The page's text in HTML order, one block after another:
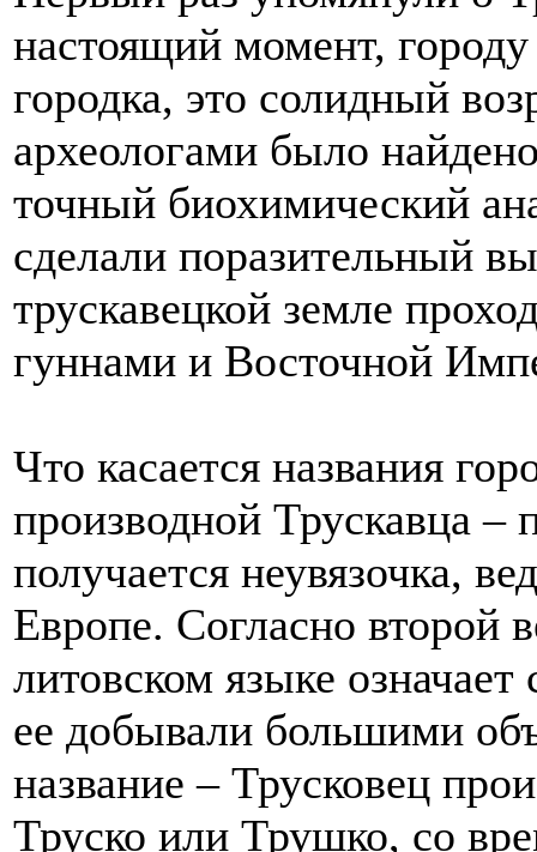
настоящий момент,
городка, это солидный
археологами было
точный биохимический
сделали поразительный
трускавецкой земле
гуннами и Восточной
Что касается названия
производной Трускавца –
получается неувязочка,
Европе. Согласно второй
литовском языке
ее добывали большими
название – Трусковец
Труско или Трушко, со